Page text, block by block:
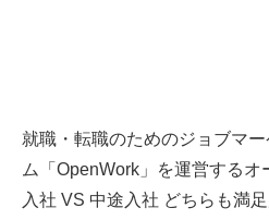
就職・転職のためのジョブマ
ム「OpenWork」を運営する
入社 VS 中途入社 どちらも満